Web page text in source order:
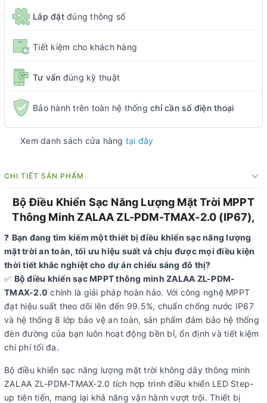
Lắp đặtđúng thông số
Tiết kiệm cho khách hàng
Tư vấn đúng kỹ thuật
Bảo hành trên toàn hệ thống chỉ cần số điện thoại
Xem danh sách cửa hàng tại đây
CHI TIẾT SẢN PHẨM
Bộ Điều Khiển Sạc Năng Lượng Mặt Trời MPPT
Thông Minh ZALAA ZL-PDM-TMAX-2.0 (IP67),
❓ Bạn đang tìm kiếm một thiết bị điều khiển sạc năng lượng
mặt trời an toàn, tối ưu hiệu suất và chịu được mọi điều kiện
thời tiết khắc nghiệt cho dự án chiếu sáng đô thị?
✅ Bộ điều khiển sạc MPPT thông minh ZALAA ZL-PDM-
TMAX-2.0 chính là giải pháp hoàn hảo. Với công nghệ MPPT
đạt hiệu suất theo dõi lên đến 99.5%, chuẩn chống nước IP67
và hệ thống 8 lớp bảo vệ an toàn, sản phẩm đảm bảo hệ thống
đèn đường của bạn luôn hoạt động bền bỉ, ổn định và tiết kiệm
chi phí tối đa.
Bộ điều khiển sạc năng lượng mặt trời không dây thông minh
ZALAA ZL-PDM-TMAX-2.0 tích hợp trình điều khiển LED Step-
up tiên tiến, mang lại khả năng vận hành vượt trội. Thiết bị